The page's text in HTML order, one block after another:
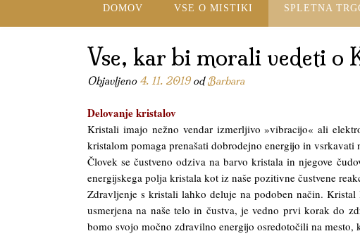
DOMOV VSE O MISTIKI SPLETNA
Vse, kar bi morali vedeti o
Objavljeno 4. 11. 2019odBarbara
Delovanje kristalov
Kristali imajo nežno vendar izmerljivo »vibracijo« ali
kristalom pomaga prenašati dobrodejno energijo in vsrkavati
Človek se čustveno odziva na barvo kristala in njegove
energijskega polja kristala kot iz naše pozitivne čustvene
Zdravljenje s kristali lahko deluje na podoben način.
usmerjena na naše telo in čustva, je vedno prvi korak do
bomo svojo močno zdravilno energijo osredotočili na